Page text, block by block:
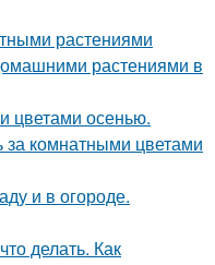
растениями
растениями в
цветами осенью.
за комнатными цветами
и в огороде.
делать. Как